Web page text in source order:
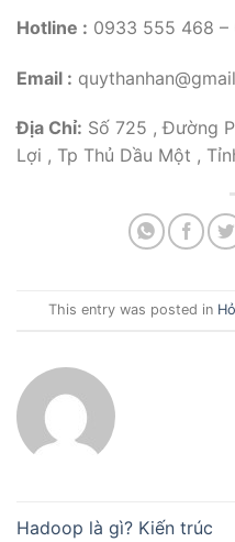
Hotline : 0933 555 468 –
Email :
Địa Chỉ: Số 725 , Đường
Lợi , Tp Thủ Dầu Một ,
This entry was posted in
Hadoop là gì? Kiến trúc